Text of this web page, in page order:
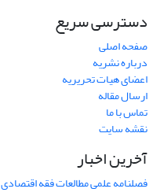
دسترسی سریع
صفحه اصلی
درباره نشریه
اعضای هیات تحریریه
ارسال مقاله
تماس با ما
نقشه سایت
آخرین اخبار
فصلنامه علمی مطالعات فقه اقتصادی